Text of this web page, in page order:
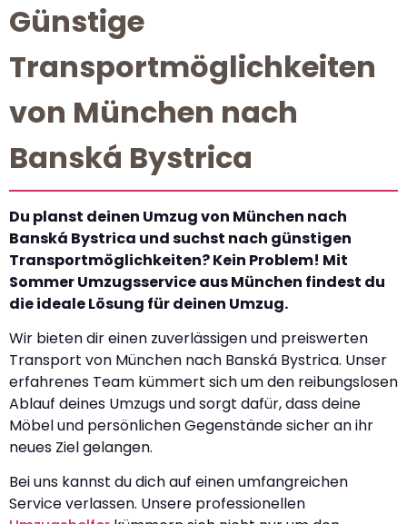
Günstige
Transportmöglichkeiten
von München nach
Banská Bystrica
Du planst deinen Umzug von München nach
Banská Bystrica und suchst nach günstigen
Transportmöglichkeiten? Kein Problem! Mit
Sommer Umzugsservice aus München findest du
die ideale Lösung für deinen Umzug.
Wir bieten dir einen zuverlässigen und preiswerten
Transport von München nach Banská Bystrica. Unser
erfahrenes Team kümmert sich um den reibungslosen
Ablauf deines Umzugs und sorgt dafür, dass deine
Möbel und persönlichen Gegenstände sicher an ihr
neues Ziel gelangen.
Bei uns kannst du dich auf einen umfangreichen
Service verlassen. Unsere professionellen